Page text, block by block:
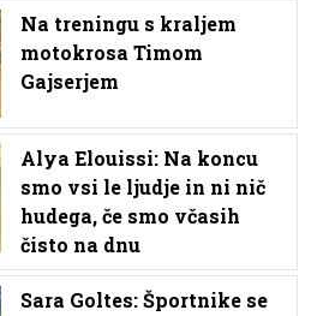
Na treningu s kraljem
motokrosa Timom
Gajserjem
Alya Elouissi: Na koncu
smo vsi le ljudje in ni nič
hudega, če smo včasih
čisto na dnu
Sara Goltes: Športnike se